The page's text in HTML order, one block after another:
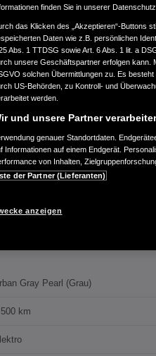
Gray Pearl (Grau)
km
finden Sie in unserer
das Klicken des „Akzeptieren“-Buttons
Daten wie z.B. persönlichen
Abs. 1 TTDSG sowie Art. 6 Abs. 1 lit. a
unsere Geschäftspartner erfolgen kann.
solchen Übermittlungen zu. Es
US-Behörden, zu Kontroll- und
werden.
und unsere Partner
genauer Standortdaten.
Informationen auf einem Endgerät.
von Inhalten,
der Partner (Lieferanten)
anzeigen